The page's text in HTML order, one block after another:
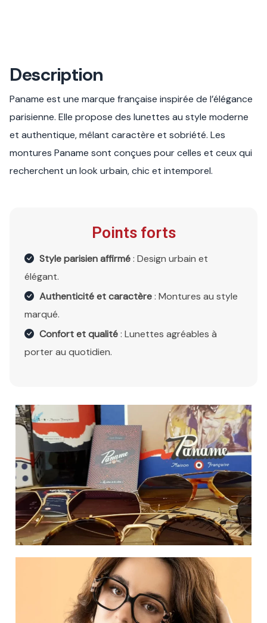
Description
Paname est une marque française inspirée de l’élégance
parisienne. Elle propose des lunettes au style moderne
et authentique, mêlant caractère et sobriété. Les
montures Paname sont conçues pour celles et ceux qui
recherchent un look urbain, chic et intemporel.
Points forts
Style parisien affirmé: Design urbain et
élégant.
Authenticité et caractère: Montures au style
marqué.
Confort et qualité: Lunettes agréables à
porter au quotidien.